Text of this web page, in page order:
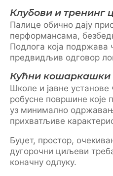
Клубови и тренинг
Палице обично дају
перформансама,
Подлога која подржава
предвидљив одговор
Кућни кошаркашки
Школе и јавне установе
робусне површине које
уз минимално
прихватљиве
Буџет, простор,
дугорочни циљеви
коначну одлуку.